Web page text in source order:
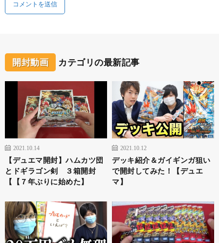
開封動画 カテゴリの最新記事
2021.10.14
【デュエマ開封】ハムカツ団
とドギラゴン剣 ３箱開封
【【７年ぶりに始めた】
2021.10.12
デッキ紹介＆ガイギンガ狙い
で開封してみた！【デュエ
マ】